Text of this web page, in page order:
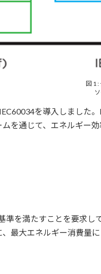
図 1
を導入しました
を通じて、エネルギー
準を満たすことを要求し
最大エネルギー消費量に